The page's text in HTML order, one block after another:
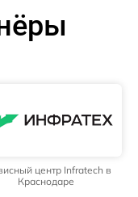
центр Infratech в
Краснодаре